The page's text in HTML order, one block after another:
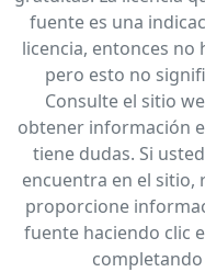
fuente es una
licencia, entonces
pero esto no
Consulte el sitio
obtener información
tiene dudas. Si
encuentra en el sitio,
proporcione
fuente haciendo clic